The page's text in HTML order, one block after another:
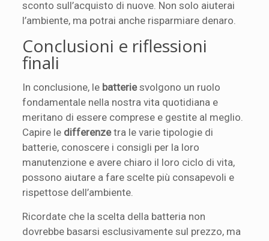
sconto sull’acquisto di nuove. Non solo aiuterai
l’ambiente, ma potrai anche risparmiare denaro.
Conclusioni e riflessioni
finali
In conclusione, le batteriesvolgono un ruolo
fondamentale nella nostra vita quotidiana e
meritano di essere comprese e gestite al meglio.
Capire le differenzetra le varie tipologie di
batterie, conoscere i consigli per la loro
manutenzione e avere chiaro il loro ciclo di vita,
possono aiutare a fare scelte più consapevoli e
rispettose dell’ambiente.
Ricordate che la scelta della batteria non
dovrebbe basarsi esclusivamente sul prezzo, ma